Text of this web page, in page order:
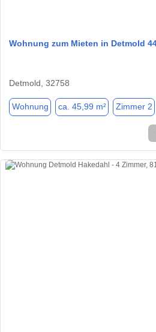
Wohnung zum Mieten in Detmold
Detmold, 32758
Wohnung ca. 45,99 m² Zimmer 2